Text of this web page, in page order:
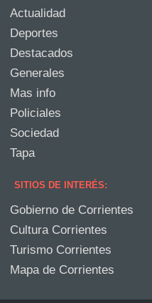
Actualidad
Deportes
Destacados
Generales
Mas info
Policiales
Sociedad
Tapa
SITIOS DE INTERÉS:
Gobierno de Corrientes
Cultura Corrientes
Turismo Corrientes
Mapa de Corrientes